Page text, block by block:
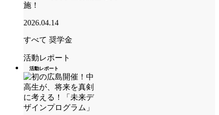
施！
2026.04.14
すべて 奨学金
活動レポート
活動レポート